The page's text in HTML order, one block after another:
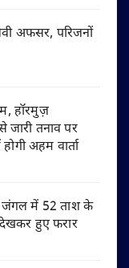
अफसर, परिजनों
हॉरमुज़
तनाव पर
अहम वार्ता
जंगल में 52 ताश के
हुए फरार